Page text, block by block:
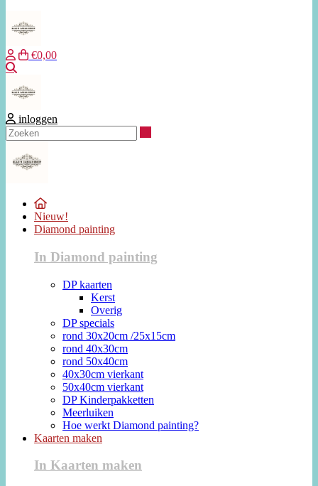
€0,00
inloggen
Nieuw!
Diamond painting
In Diamond painting
DP kaarten
Kerst
Overig
DP specials
rond 30x20cm /25x15cm
rond 40x30cm
rond 50x40cm
40x30cm vierkant
50x40cm vierkant
DP Kinderpakketten
Meerluiken
Hoe werkt Diamond painting?
Kaarten maken
In Kaarten maken